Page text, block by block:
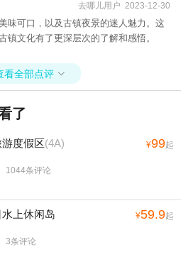
去哪儿用户 2023-12-30
味可口，以及古镇夜景的迷人魅力。这
镇文化有了更深层次的了解和感悟。
看全部点评 
了
度假区(4A) ¥99起
1044条评论
上休闲岛 ¥59.9起
3条评论